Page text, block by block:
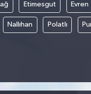
Etimesgut Evren
Nallıhan Polatlı